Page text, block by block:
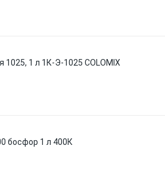
1 л 1К-Э-1025 COLOMIX
босфор 1 л 400К